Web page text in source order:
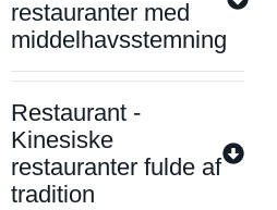
restauranter med
middelhavsstemning
Restaurant -
Kinesiske
restauranter fulde af
tradition